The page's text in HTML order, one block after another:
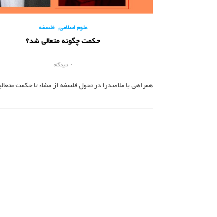
علوم اسلامی, فلسفه
حکمت چگونه متعالی شد؟
۰ دیدگاه
همراهی با ملاصدرا در تحول فلسفه از مشاء تا حکمت